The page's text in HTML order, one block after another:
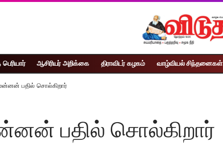
ஆசிரியர் அறிக்கை திராவிடர் கழகம் வாழ்வியல் சிந்தனைகள்
பதில் சொல்கிறார்
பதில் சொல்கிறார்